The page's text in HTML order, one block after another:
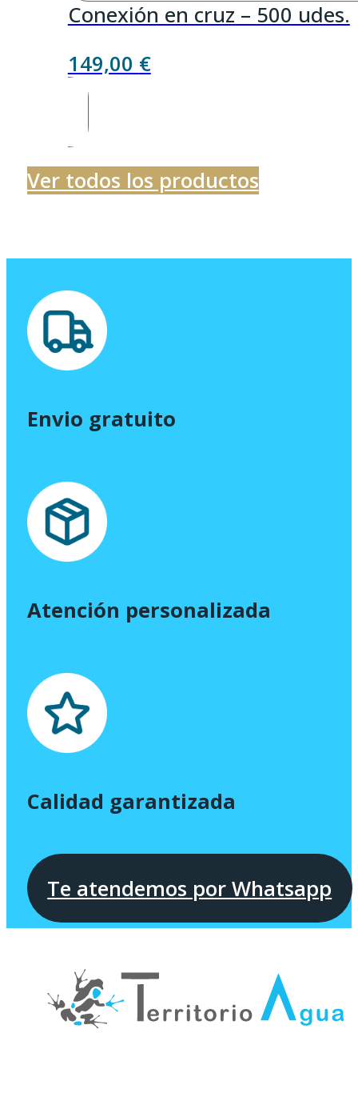
Conexión en cruz – 500 udes.
149,00 €
Ver todos los productos
Envio gratuito
Atención personalizada
Calidad garantizada
Te atendemos por Whatsapp